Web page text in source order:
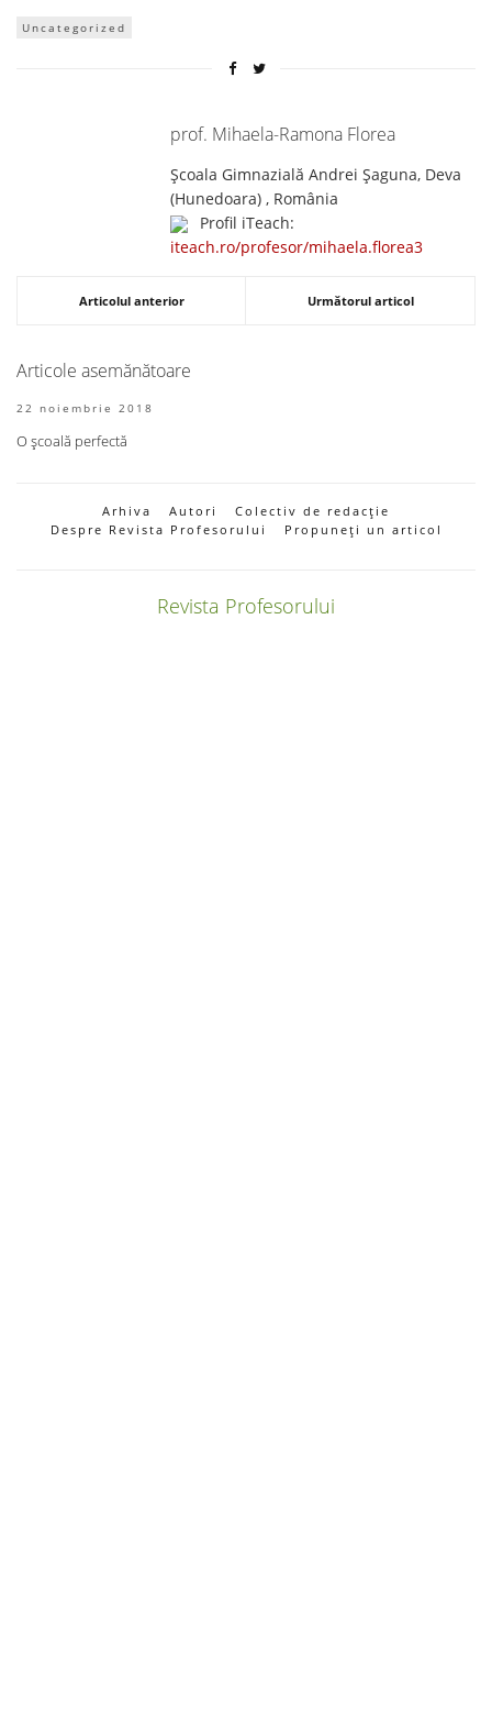
Uncategorized
prof. Mihaela-Ramona Florea
Școala Gimnazială Andrei Șaguna, Deva
(Hunedoara) , România
Profil iTeach:
iteach.ro/profesor/mihaela.florea3
Articolul anterior Următorul articol
Articole asemănătoare
22 noiembrie 2018
O școală perfectă
Arhiva Autori
Colectiv de redacție
Despre Revista Profesorului
Propuneți un articol
Revista Profesorului